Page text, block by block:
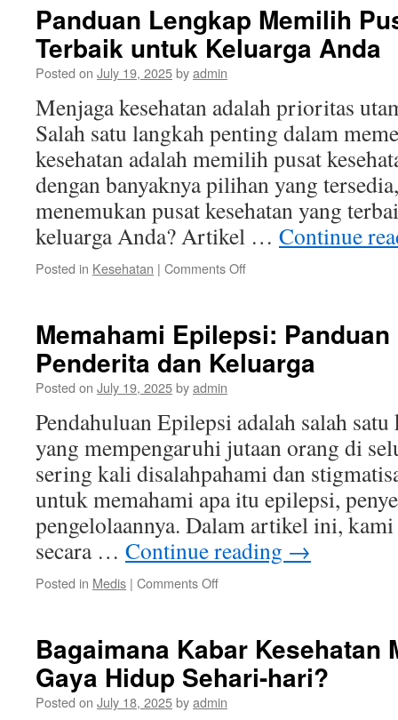
COVID-
19:
Tips
dan
Efektif
Panduan Lengkap Memilih
Terbaik untuk Keluarga Anda
Posted on July 19, 2025byadmin
Menjaga kesehatan adalah prioritas
Salah satu langkah penting dalam
kesehatan adalah memilih pusat
dengan banyaknya pilihan yang
menemukan pusat kesehatan yang
keluarga Anda? Artikel … Continue
Posted in Kesehatan | Comments Offon
Pusat
Kesehatan
Terbaik
Anda
Memahami Epilepsi:
Penderita dan Keluarga
Posted on July 19, 2025byadmin
Pendahuluan Epilepsi adalah salah
yang mempengaruhi jutaan orang di
sering kali disalahpahami dan
untuk memahami apa itu epilepsi,
pengelolaannya. Dalam artikel ini, kami
secara … Continue reading →
Posted in Medis | Comments Offon
Lengkap
untuk
Penderita
dan
Bagaimana Kabar Kesehatan
Gaya Hidup Sehari-hari?
Posted on July 18, 2025byadmin